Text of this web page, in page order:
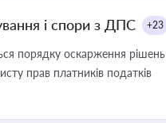
і спори з ДПС +23
порядку оскарження
прав платників податків